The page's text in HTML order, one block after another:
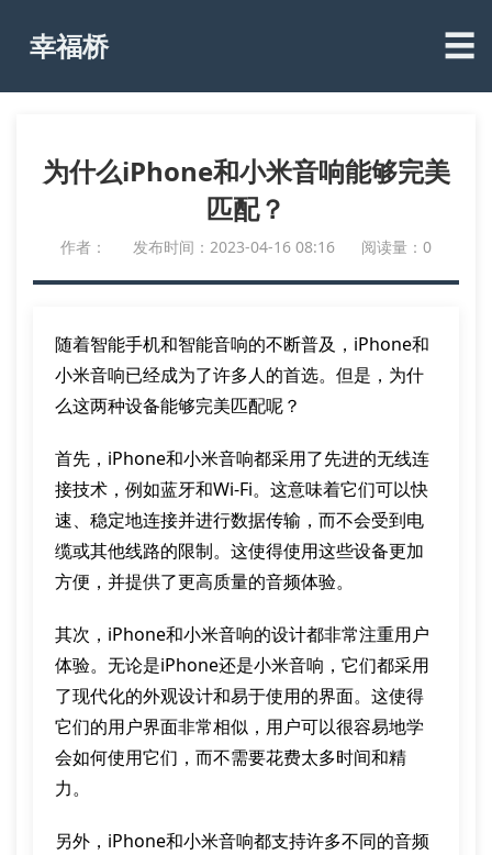
幸福桥 ☰
为什么iPhone和小米音响能够完美
匹配？
作者： 发布时间：2023-04-16 08:16 阅读量：0
随着智能手机和智能音响的不断普及，iPhone和
小米音响已经成为了许多人的首选。但是，为什
么这两种设备能够完美匹配呢？
首先，iPhone和小米音响都采用了先进的无线连
接技术，例如蓝牙和Wi-Fi。这意味着它们可以快
速、稳定地连接并进行数据传输，而不会受到电
缆或其他线路的限制。这使得使用这些设备更加
方便，并提供了更高质量的音频体验。
其次，iPhone和小米音响的设计都非常注重用户
体验。无论是iPhone还是小米音响，它们都采用
了现代化的外观设计和易于使用的界面。这使得
它们的用户界面非常相似，用户可以很容易地学
会如何使用它们，而不需要花费太多时间和精
力。
另外，iPhone和小米音响都支持许多不同的音频